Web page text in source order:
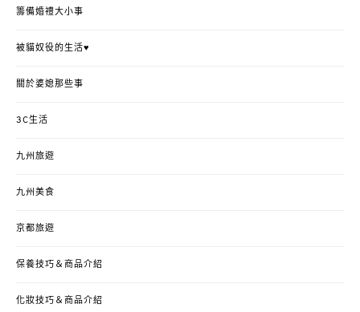
籌備婚禮大小事
被貓奴役的生活♥
關於婆媳那些事
3C生活
九州旅遊
九州美食
京都旅遊
保養技巧＆商品介紹
化妝技巧＆商品介紹